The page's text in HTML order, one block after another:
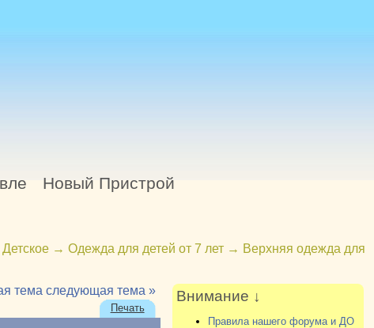
Новый Пристрой
→ Одежда для детей от 7 лет → Верхняя одежда для
тема следующая тема »
Печать
Внимание ↓
Правила нашего форума и ДО